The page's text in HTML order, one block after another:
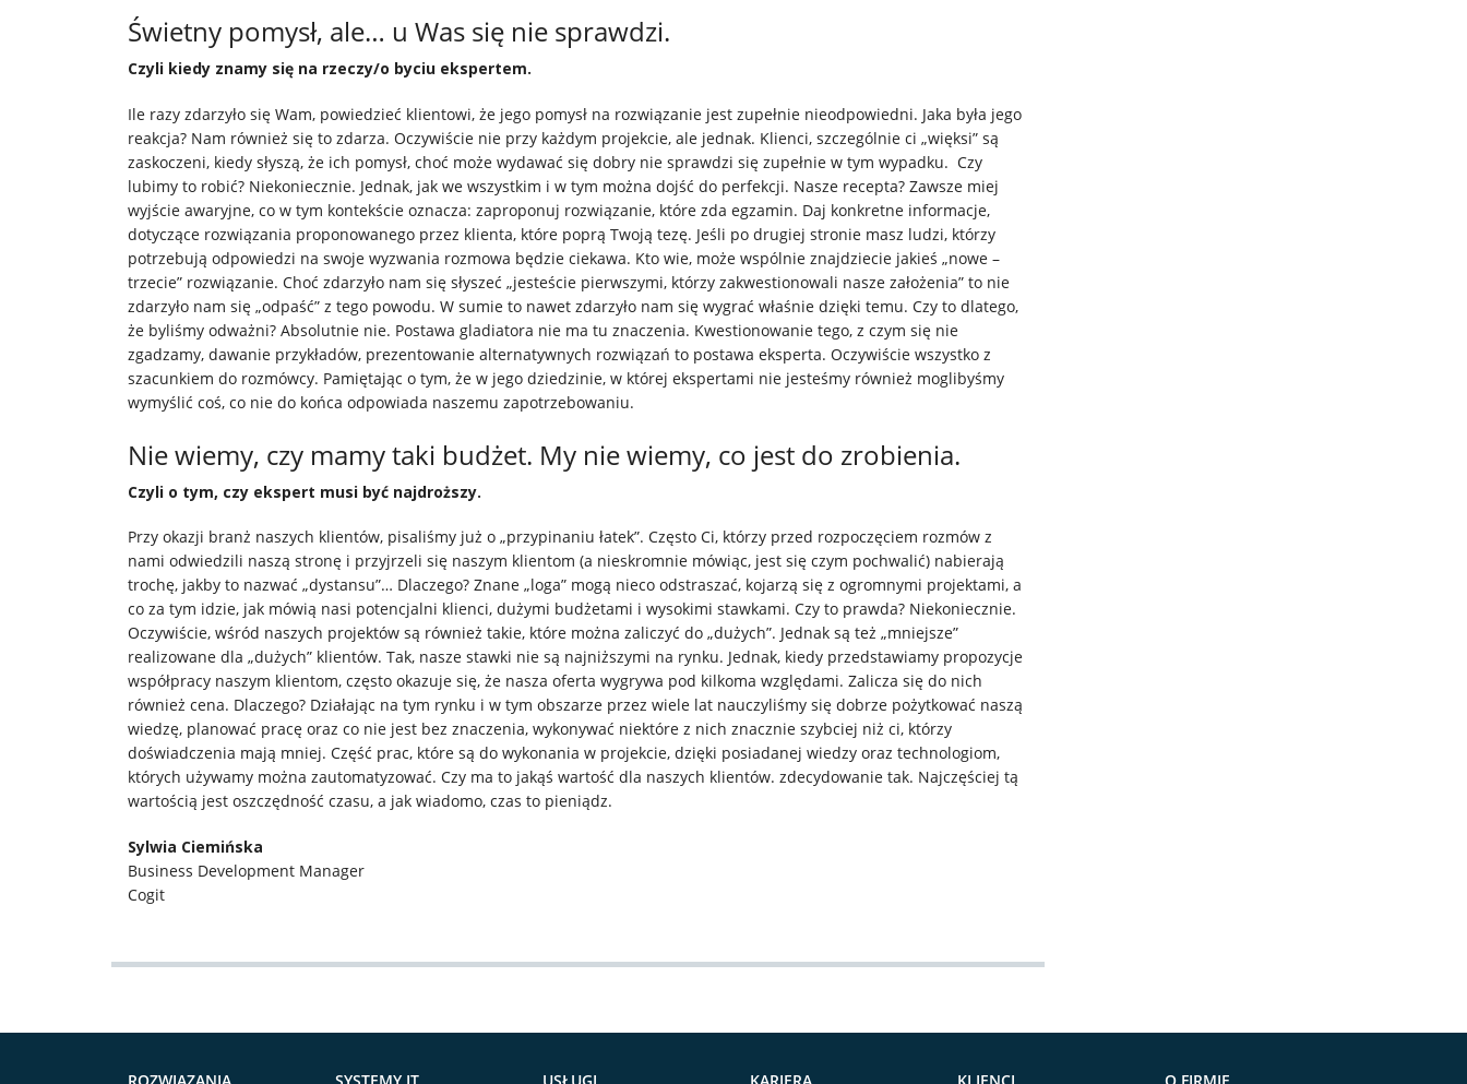
Świetny pomysł, ale… u Was się nie sprawdzi.
Czyli kiedy znamy się na rzeczy/o byciu ekspertem.
Ile razy zdarzyło się Wam, powiedzieć klientowi, że jego pomysł na rozwiązanie jest zupełnie nieodpowiedni. Jaka była jego
reakcja? Nam również się to zdarza. Oczywiście nie przy każdym projekcie, ale jednak. Klienci, szczególnie ci „więksi” są
zaskoczeni, kiedy słyszą, że ich pomysł, choć może wydawać się dobry nie sprawdzi się zupełnie w tym wypadku. Czy
lubimy to robić? Niekoniecznie. Jednak, jak we wszystkim i w tym można dojść do perfekcji. Nasze recepta? Zawsze miej
wyjście awaryjne, co w tym kontekście oznacza: zaproponuj rozwiązanie, które zda egzamin. Daj konkretne informacje,
dotyczące rozwiązania proponowanego przez klienta, które poprą Twoją tezę. Jeśli po drugiej stronie masz ludzi, którzy
potrzebują odpowiedzi na swoje wyzwania rozmowa będzie ciekawa. Kto wie, może wspólnie znajdziecie jakieś „nowe –
trzecie” rozwiązanie. Choć zdarzyło nam się słyszeć „jesteście pierwszymi, którzy zakwestionowali nasze założenia” to nie
zdarzyło nam się „odpaść” z tego powodu. W sumie to nawet zdarzyło nam się wygrać właśnie dzięki temu. Czy to dlatego,
że byliśmy odważni? Absolutnie nie. Postawa gladiatora nie ma tu znaczenia. Kwestionowanie tego, z czym się nie
zgadzamy, dawanie przykładów, prezentowanie alternatywnych rozwiązań to postawa eksperta. Oczywiście wszystko z
szacunkiem do rozmówcy. Pamiętając o tym, że w jego dziedzinie, w której ekspertami nie jesteśmy również moglibyśmy
wymyślić coś, co nie do końca odpowiada naszemu zapotrzebowaniu.
Nie wiemy, czy mamy taki budżet. My nie wiemy, co jest do zrobienia.
Czyli o tym, czy ekspert musi być najdroższy.
Przy okazji branż naszych klientów, pisaliśmy już o „przypinaniu łatek”. Często Ci, którzy przed rozpoczęciem rozmów z
nami odwiedzili naszą stronę i przyjrzeli się naszym klientom (a nieskromnie mówiąc, jest się czym pochwalić) nabierają
trochę, jakby to nazwać „dystansu”… Dlaczego? Znane „loga” mogą nieco odstraszać, kojarzą się z ogromnymi projektami, a
co za tym idzie, jak mówią nasi potencjalni klienci, dużymi budżetami i wysokimi stawkami. Czy to prawda? Niekoniecznie.
Oczywiście, wśród naszych projektów są również takie, które można zaliczyć do „dużych”. Jednak są też „mniejsze”
realizowane dla „dużych” klientów. Tak, nasze stawki nie są najniższymi na rynku. Jednak, kiedy przedstawiamy propozycje
współpracy naszym klientom, często okazuje się, że nasza oferta wygrywa pod kilkoma względami. Zalicza się do nich
również cena. Dlaczego? Działając na tym rynku i w tym obszarze przez wiele lat nauczyliśmy się dobrze pożytkować naszą
wiedzę, planować pracę oraz co nie jest bez znaczenia, wykonywać niektóre z nich znacznie szybciej niż ci, którzy
doświadczenia mają mniej. Część prac, które są do wykonania w projekcie, dzięki posiadanej wiedzy oraz technologiom,
których używamy można zautomatyzować. Czy ma to jakąś wartość dla naszych klientów. zdecydowanie tak. Najczęściej tą
wartością jest oszczędność czasu, a jak wiadomo, czas to pieniądz.
Sylwia Ciemińska
Business Development Manager
Cogit